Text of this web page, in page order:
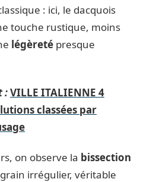
: ici, le dacquois
touche rustique, moins
légèreté presque
:VILLE ITALIENNE 4
classées par
on observe la bissection
irrégulier, véritable